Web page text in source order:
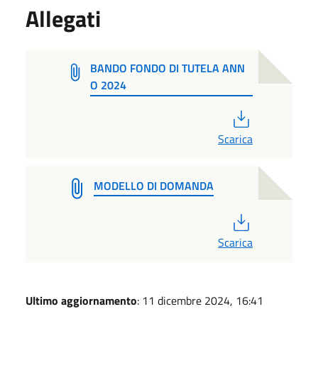
Allegati
BANDO FONDO DI TUTELA ANN
O 2024
Scarica
MODELLO DI DOMANDA
Scarica
Ultimo aggiornamento: 11 dicembre 2024, 16:41